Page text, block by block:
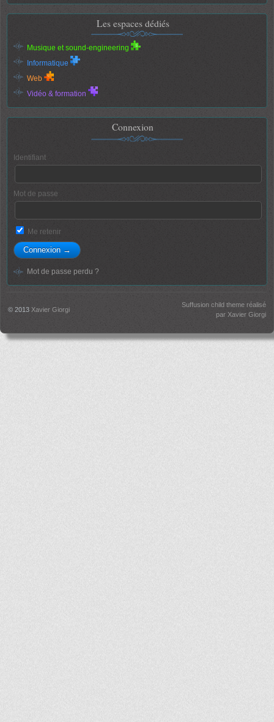
Les espaces dédiés
Musique et sound-engineering
Informatique
Web
Vidéo & formation
Connexion
Identifiant
Mot de passe
Me retenir
Mot de passe perdu ?
© 2013 Xavier Giorgi
Suffusion child theme réalisé
par Xavier Giorgi